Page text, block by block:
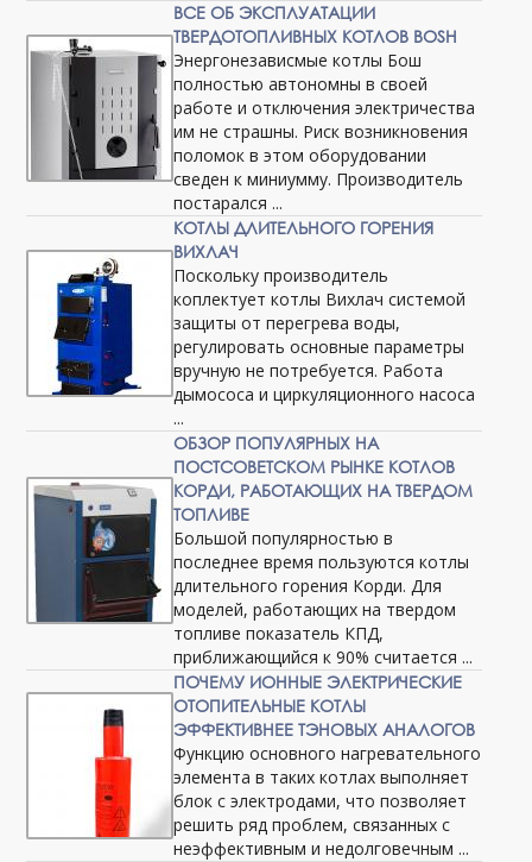
ВСЕ ОБ ЭКСПЛУАТАЦИИ
ТВЕРДОТОПЛИВНЫХ КОТЛОВ BOSH
Энергонезависмые котлы Бош
полностью автономны в своей
работе и отключения электричества
им не страшны. Риск возникновения
поломок в этом оборудовании
сведен к миниумму. Производитель
постарался ...
КОТЛЫ ДЛИТЕЛЬНОГО ГОРЕНИЯ
ВИХЛАЧ
Поскольку производитель
коплектует котлы Вихлач системой
защиты от перегрева воды,
регулировать основные параметры
вручную не потребуется. Работа
дымососа и циркуляционного насоса
...
ОБЗОР ПОПУЛЯРНЫХ НА
ПОСТСОВЕТСКОМ РЫНКЕ КОТЛОВ
КОРДИ, РАБОТАЮЩИХ НА ТВЕРДОМ
ТОПЛИВЕ
Большой популярностью в
последнее время пользуются котлы
длительного горения Корди. Для
моделей, работающих на твердом
топливе показатель КПД,
приближающийся к 90% считается ...
ПОЧЕМУ ИОННЫЕ ЭЛЕКТРИЧЕСКИЕ
ОТОПИТЕЛЬНЫЕ КОТЛЫ
ЭФФЕКТИВНЕЕ ТЭНОВЫХ АНАЛОГОВ
Функцию основного нагревательного
элемента в таких котлах выполняет
блок с электродами, что позволяет
решить ряд проблем, связанных с
неэффективным и недолговечным ...